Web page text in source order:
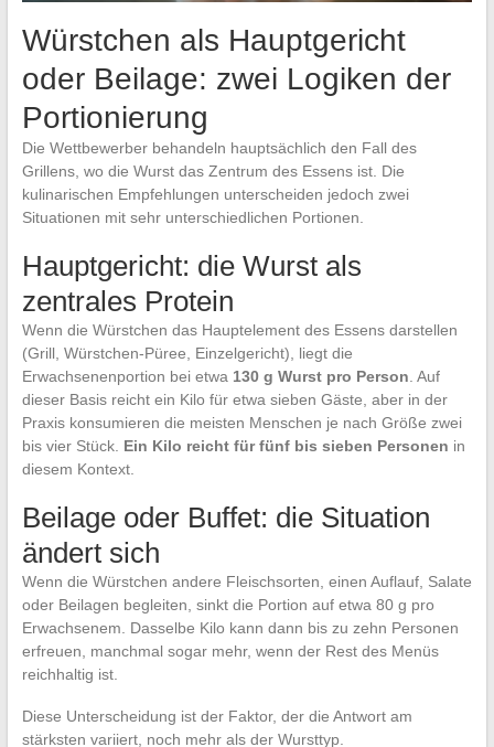
Würstchen als Hauptgericht
oder Beilage: zwei Logiken der
Portionierung
Die Wettbewerber behandeln hauptsächlich den Fall des
Grillens, wo die Wurst das Zentrum des Essens ist. Die
kulinarischen Empfehlungen unterscheiden jedoch zwei
Situationen mit sehr unterschiedlichen Portionen.
Hauptgericht: die Wurst als
zentrales Protein
Wenn die Würstchen das Hauptelement des Essens darstellen
(Grill, Würstchen-Püree, Einzelgericht), liegt die
Erwachsenenportion bei etwa 130 g Wurst pro Person . Auf
dieser Basis reicht ein Kilo für etwa sieben Gäste, aber in der
Praxis konsumieren die meisten Menschen je nach Größe zwei
bis vier Stück. Ein Kilo reicht für fünf bis sieben Personen in
diesem Kontext.
Beilage oder Buffet: die Situation
ändert sich
Wenn die Würstchen andere Fleischsorten, einen Auflauf, Salate
oder Beilagen begleiten, sinkt die Portion auf etwa 80 g pro
Erwachsenem. Dasselbe Kilo kann dann bis zu zehn Personen
erfreuen, manchmal sogar mehr, wenn der Rest des Menüs
reichhaltig ist.
Diese Unterscheidung ist der Faktor, der die Antwort am
stärksten variiert, noch mehr als der Wursttyp.